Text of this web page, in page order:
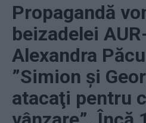
Propagandă
beizadelei
Alexandra
”Simion şi
atacaţi pentru